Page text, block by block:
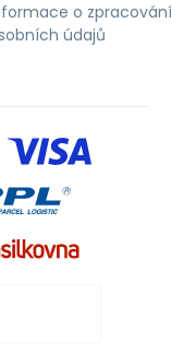
o zpracování
údajů